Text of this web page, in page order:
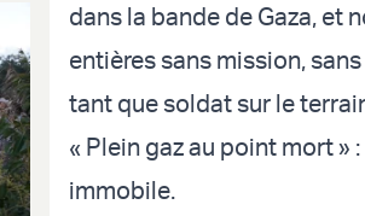
dans la bande de Gaza, et
entières sans mission,
tant que soldat sur le
« Plein gaz au point mort »
immobile.